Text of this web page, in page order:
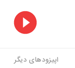
اپیزودهای دیگر